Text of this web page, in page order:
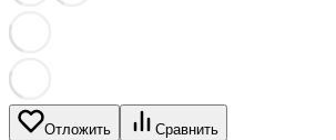
Отложить Сравнить